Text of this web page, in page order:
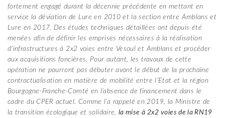
fortement engagé durant la décennie précédente en mettant en
service la déviation de Lure en 2010 et la section entre Amblans et
Lure en 2017. Des études techniques détaillées ont depuis été
menées afin de définir les emprises nécessaires à la réalisation
d’infrastructures à 2x2 voies entre Vesoul et Amblans et procéder
aux acquisitions foncières. Pour autant, les travaux de cette
opération ne pourront pas débuter avant le début de la prochaine
contractualisation en matière de mobilité entre l’Etat et la région
Bourgogne-Franche-Comté en l’absence de financement dans le
cadre du CPER actuel. Comme l’a rappelé en 2019, la Ministre de
la transition écologique et solidaire,la mise à 2x2 voies de la RN19